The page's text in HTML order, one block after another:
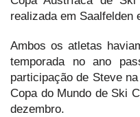
realizada em Saalfelden
Ambos os atletas
temporada no ano
participação de Steve
Copa do Mundo de Ski
dezembro.